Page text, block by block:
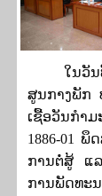
ໃນວັນ
ສູນກາງພັກ
ເຊື້ອວັນກຳ
1886-01ພຶດ
ການຕໍ່ສູ້ ແ
ການພັດທະ